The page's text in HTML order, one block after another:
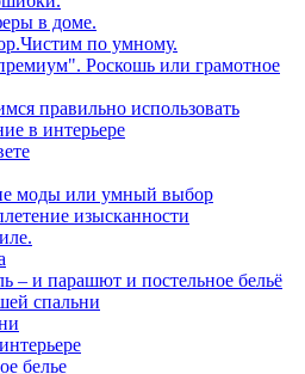
в доме.
по умному.
Роскошь или грамотное
правильно использовать
в интерьере
моды или умный выбор
изысканности
– и парашют и постельное бельё
спальни
белье